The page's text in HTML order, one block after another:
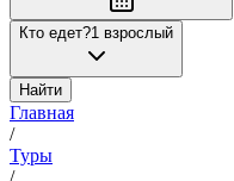
Кто едет?1 взрослый
Найти
Главная
/
Туры
/